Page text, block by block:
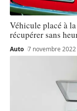
Véhicule placé à
récupérer sans
Auto 7 novembre 2022